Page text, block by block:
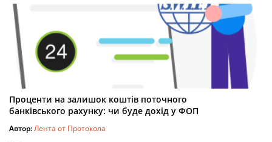
Проценти на залишок коштів поточного
банківського рахунку: чи буде дохід у ФОП
Автор:Лента от Протокола